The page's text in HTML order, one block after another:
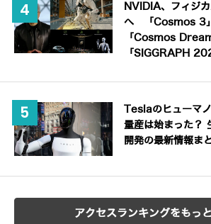
NVIDIA、フィジ
へ 「Cosmos 3
「Cosmos
「SIGGRAPH
Teslaのヒューマ
量産は始まった？
開発の最新情報ま
アクセスランキングをもっ